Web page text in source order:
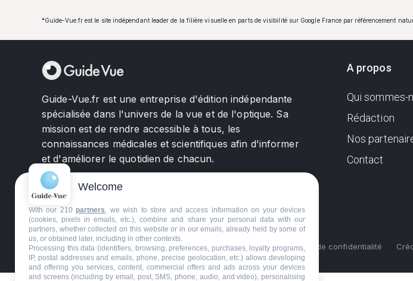
*Guide-Vue.fr est le site indépendant leader de la filière visuelle en parts de visibilité sur Google France par référencement
Guide-Vue.fr est une entreprise d'édition indépendante
spécialisée dans l'univers de la vue et de l'optique. Sa
mission est de rendre accessible à tous, les
connaissances médicales et scientifiques afin d'informer
et d'améliorer le quotidien de chacun.
A propos
Qui sommes-
Rédaction
Nos
Contact
©GuideVue2024 Charte d'utilisation Mentions légales Politique de confidentialité
Welcome
With our 210 partners, we wish to store and access information on your devices
(cookies, pixels in emails, etc.), combine and share your personal data with our
partners, whether collected on this website or in our emails, already held by some of
us, or obtained later, including in other contexts.
Processing this data (identifiers, browsing, preferences, purchases, loyalty programs,
IP, postal addresses and emails, phone, precise geolocation, etc.) allows developing
and offering you services, content, commercial offers and ads across your devices
and screens (including by email, post, SMS, phone, audio, and video), personalising